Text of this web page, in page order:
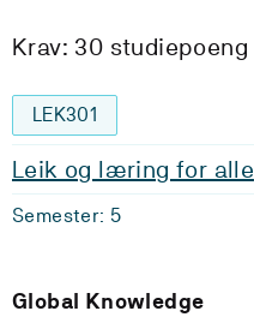
Krav: 30 studiepoeng
LEK301
Leik og læring for alle
Semester: 5
Global Knowledge